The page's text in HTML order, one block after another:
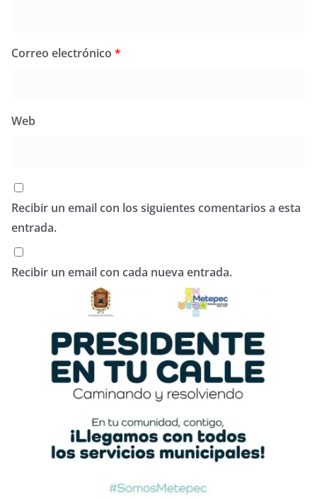
Correo electrónico *
Web
Recibir un email con los siguientes comentarios a esta
entrada.
Recibir un email con cada nueva entrada.